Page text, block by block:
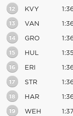
12 KVY
13 VAN
14 GRO
15 HUL
16 ERI
17 STR
18 HAR
19 WEH